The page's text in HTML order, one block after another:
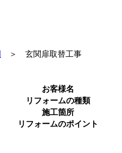
＞ 玄関扉取替工事
お客様名
リフォームの種類
施工箇所
リフォームのポイント